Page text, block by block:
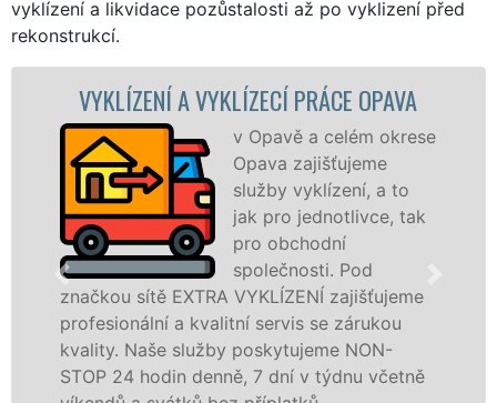
vyklízení a likvidace pozůstalosti až po vyklizení před
rekonstrukcí.
A VYKLÍZECÍ PRÁCE OPAVA
v Opavě a celém okrese
Opava zajišťujeme
služby vyklízení, a to
jak pro jednotlivce, tak
pro obchodní
společnosti. Pod
EXTRA VYKLÍZENÍ zajišťujeme
a kvalitní servis se zárukou
služby poskytujeme NON-
hodin denně, 7 dní v týdnu včetně
v Opavě a
STOP bez